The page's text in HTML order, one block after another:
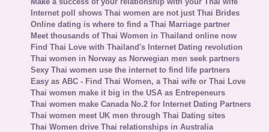
Internet poll shows Thai women are not just Thai Brides
Online dating is where to find a Thai Marriage partner
Meet thousands of Thai Women in Thailand online now
Find Thai Love with Thailand's Internet Dating revolution
Thai women in Norway as Norwegian men seek partners
Sexy Thai women use the internet to find life partners
Easy as ABC - Find Thai Women, a Thai wife or Thai Love
Thai women make it big in the USA as Entrepeneurs
Thai women make Canada No.2 for Internet Dating Partners
Thai women meet UK men through Thai Dating sites
Thai Women drive Thai relationships in Australia